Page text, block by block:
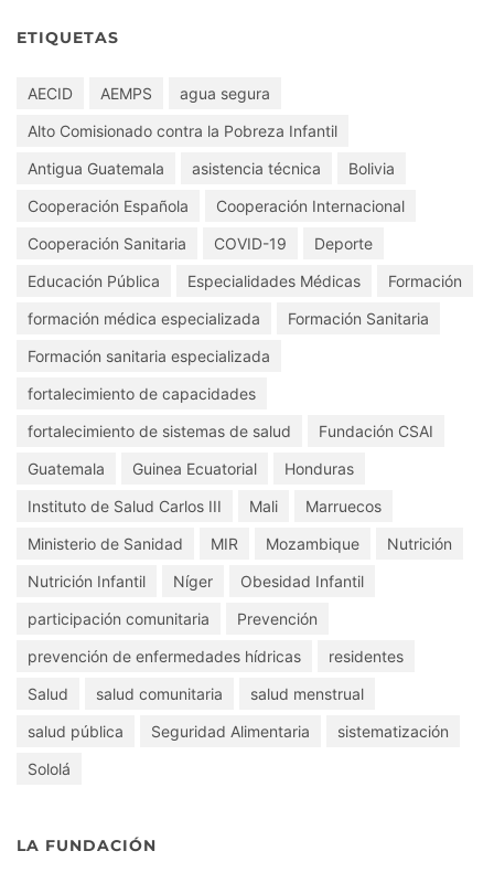
ETIQUETAS
AECID AEMPS
agua segura
Alto Comisionado contra la Pobreza Infantil
Antigua Guatemala
asistencia técnica
Bolivia
Cooperación Española
Cooperación Internacional
Cooperación Sanitaria
COVID-19
Deporte
Educación Pública
Especialidades Médicas
Formación
formación médica especializada
Formación Sanitaria
Formación sanitaria especializada
fortalecimiento de capacidades
fortalecimiento de sistemas de salud
Fundación CSAI
Guatemala
Guinea Ecuatorial
Honduras
Instituto de Salud Carlos III
Mali
Marruecos
Ministerio de Sanidad
MIR Mozambique
Nutrición
Nutrición Infantil
Níger
Obesidad Infantil
participación comunitaria
Prevención
prevención de enfermedades hídricas
residentes
Salud
salud comunitaria
salud menstrual
salud pública
Seguridad Alimentaria
sistematización
Sololá
LA FUNDACIÓN